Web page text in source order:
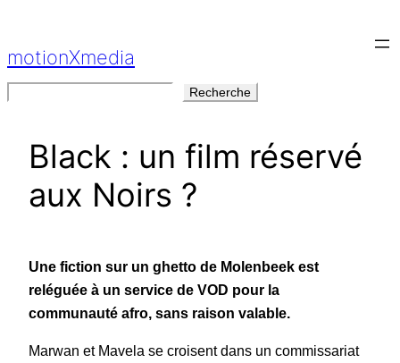
contenu
motionXmedia
Recherche
Black : un film réservé
aux Noirs ?
Une fiction sur un ghetto de Molenbeek est
reléguée à un service de VOD pour la
communauté afro, sans raison valable.
Marwan et Mavela se croisent dans un commissariat